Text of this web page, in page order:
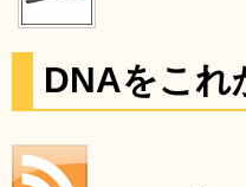
DNAをこれ